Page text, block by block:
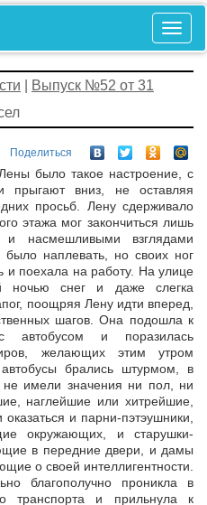
Выпуск №52 от 31
Поделиться
было такое настроение, с
прыгают вниз, не оставляя
просьб. Лену сдерживало
этажа мог закончиться лишь
насмешливыми взглядами
наплевать, но своих ног
и поехала на работу. На улице
ночью снег и даже слегка
поощряя Лену идти вперед,
шагов. Она подошла к
автобусом и поразилась
желающих этим утром
брались штурмом, в
не имели значения ни пол, ни
наглейшие или хитрейшие,
и парни-пэтэушники,
окружающих, и старушки-
в передние двери, и дамы
о своей интеллигентности.
благополучно проникла в
транспорта и прильнула к